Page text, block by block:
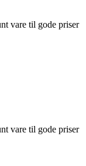
vare til gode priser
vare til gode priser